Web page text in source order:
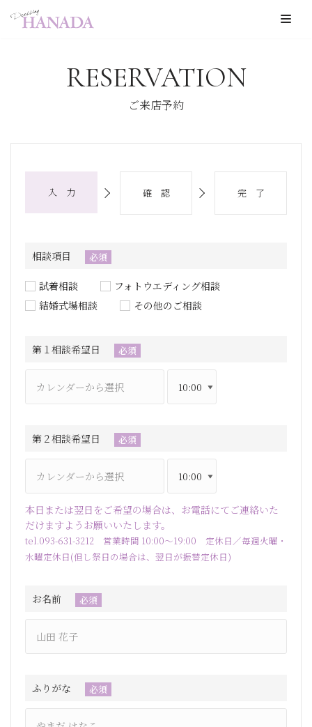
RESERVATION
ご来店予約
入 力 確 認 完 了
相談項目 必須
試着相談
フォトウエディング相談
結婚式場相談
その他のご相談
第１相談希望日 必須
第２相談希望日 必須
本日または翌日をご希望の場合は、お電話にてご連絡いた
だけますようお願いいたします。
tel.093-631-3212 営業時間 10:00～19:00 定休日／毎週火曜・
水曜定休日(但し祭日の場合は、翌日が振替定休日)
お名前 必須
ふりがな 必須